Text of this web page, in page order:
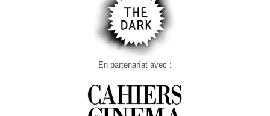
En partenariat avec :